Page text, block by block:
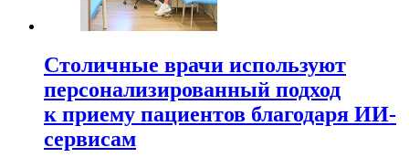
Столичные врачи используют
персонализированный подход
к приему пациентов благодаря ИИ-
сервисам